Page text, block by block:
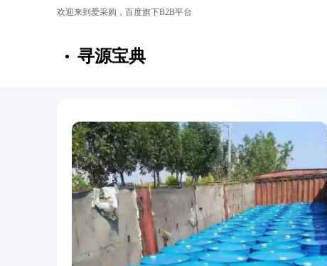
欢迎来到爱采购，百度旗下B2B平台
寻源宝典